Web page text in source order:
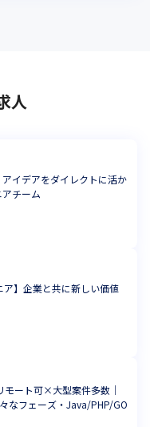
人
アイデアをダイレクトに活か
チーム
ア】企業と共に新しい価値
モート可×大型案件多数｜
なフェーズ・Java/PHP/GO